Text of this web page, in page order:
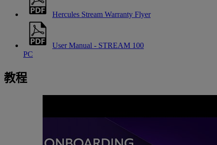
Hercules Stream Warranty Flyer
User Manual - STREAM 100
PC
教程